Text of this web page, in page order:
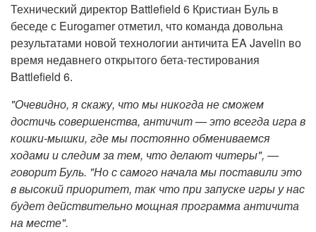
Технический директор Battlefield 6 Кристиан Буль в
беседе с Eurogamer отметил, что команда довольна
результатами новой технологии античита EA Javelin во
время недавнего открытого бета-тестирования
Battlefield 6.
"Очевидно, я скажу, что мы никогда не сможем
достичь совершенства, античит — это всегда игра в
кошки-мышки, где мы постоянно обмениваемся
ходами и следим за тем, что делают читеры", —
говорит Буль. "Но с самого начала мы поставили это
в высокий приоритет, так что при запуске игры у нас
будет действительно мощная программа античита
на месте".